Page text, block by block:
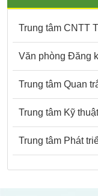
Trung tâm CNTT
Văn phòng Đăng
Trung tâm Quan
Trung tâm Kỹ
Trung tâm Phát